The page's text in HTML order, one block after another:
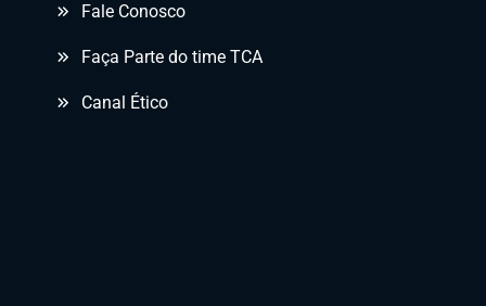
Fale Conosco
Faça Parte do time TCA
Canal Ético